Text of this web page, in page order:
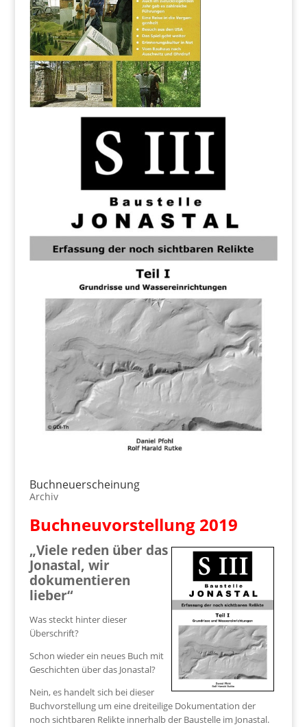
Buchneuerscheinung
Archiv
Buchneuvorstellung 2019
„Viele reden über das
Jonastal, wir
dokumentieren
lieber“
Was steckt hinter dieser
Überschrift?
Schon wieder ein neues Buch mit
Geschichten über das Jonastal?
Nein, es handelt sich bei dieser
Buchvorstellung um eine dreiteilige Dokumentation der
noch sichtbaren Relikte innerhalb der Baustelle im Jonastal.